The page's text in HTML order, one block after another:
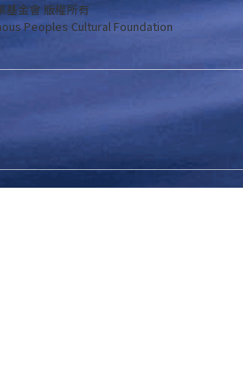
基金會 版權所有
Peoples Cultural Foundation